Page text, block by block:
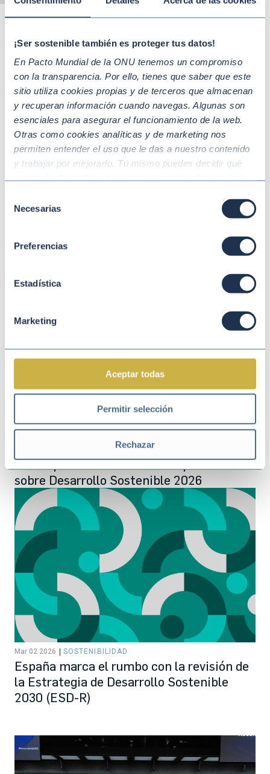
¡Ser sostenible también es proteger tus datos!
En Pacto Mundial de la ONU tenemos un compromiso
con la transparencia. Por ello, tienes que saber que este
sitio utiliza cookies propias y de terceros que almacenan
y recuperan información cuando navegas. Algunas son
esenciales para asegurar el funcionamiento de la web.
Otras como cookies analíticas y de marketing nos
permiten entender el uso que le das a nuestro contenido
y trabajar por mejorarlo. Tú mismo puedes decidir qué
quieras que recojamos ninguna información dándole al
Necesarias
Preferencias
Estadística
Marketing
Aceptar todas
Permitir selección
Rechazar
Compras sostenibles: un imperativo
estratégico para liderar globalmente
Más de 6.700 empresas proveedoras
cadena de suministro
PACTO MUNDIAL DE LA ONU
Participa en la V Consulta Empresarial
sobre Desarrollo Sostenible 2026
Mar 02 2026 SOSTENIBILIDAD
España marca el rumbo con la revisión de
la Estrategia de Desarrollo Sostenible
2030 (ESD-R)